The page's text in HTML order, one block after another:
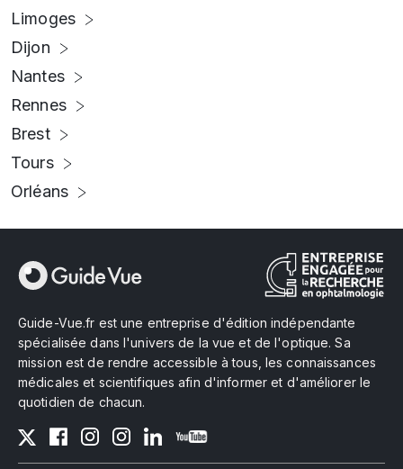
Limoges
Dijon
Nantes
Rennes
Brest
Tours
Orléans
Guide-Vue.fr est une entreprise d'édition indépendante
spécialisée dans l'univers de la vue et de l'optique. Sa
mission est de rendre accessible à tous, les connaissances
médicales et scientifiques afin d'informer et d'améliorer le
quotidien de chacun.